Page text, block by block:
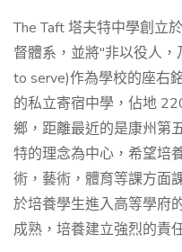
The Taft 塔夫特中學創立
督體系，並將"非以役人
to serve)作為學校的座右
的私立寄宿中學，佔地
鄉，距離最近的是康州第
特的理念為中心，希望培
術，藝術，體育等課方面
於培養學生進入高等學府
成熟，培養建立強烈的責